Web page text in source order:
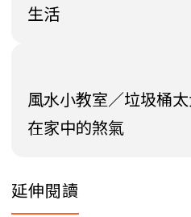
生活
風水小教室／垃圾桶
在家中的煞氣
延伸閱讀